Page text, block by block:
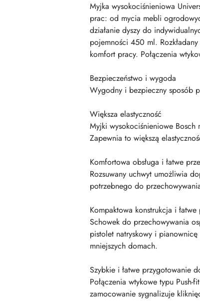
Myjka wysokociśnieniowa
prac: od mycia mebli
działanie dyszy do
pojemności 450 ml.
komfort pracy. Połączenia
Bezpieczeństwo i wygoda
Wygodny i bezpieczny sposób
Większa elastyczność
Myjki wysokociśnieniowe
Zapewnia to większą
Komfortowa obsługa i łatwe
Rozsuwany uchwyt umożliwia
potrzebnego do
Kompaktowa konstrukcja i
Schowek do przechowywania
pistolet natryskowy i
mniejszych domach.
Szybkie i łatwe przygotowanie
Połączenia wtykowe typu
zamocowanie sygnalizuje